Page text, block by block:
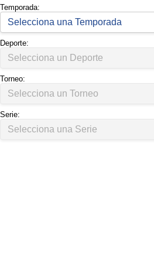
Temporada:
Deporte:
Torneo:
Serie: